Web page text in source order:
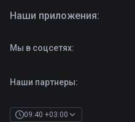
Правила
Контакты
Наши партнеры:
09:40 +03:00
Наши приложения:
Мы в соцсетях: